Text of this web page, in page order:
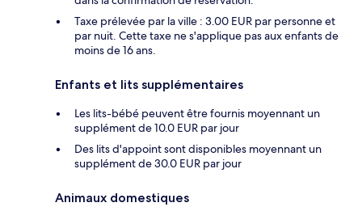
Taxe prélevée par la ville : 3.00 EUR par personne et
par nuit. Cette taxe ne s'applique pas aux enfants de
moins de 16 ans.
Enfants et lits supplémentaires
Les lits-bébé peuvent être fournis moyennant un
supplément de 10.0 EUR par jour
Des lits d'appoint sont disponibles moyennant un
supplément de 30.0 EUR par jour
Animaux domestiques